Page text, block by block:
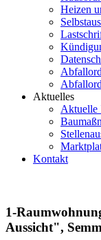
Heizen
Aktuelles
Aktuelle
Kontakt
1-
Aussicht",